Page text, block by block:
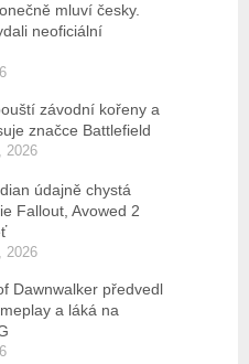
mluví česky.
neoficiální
závodní kořeny a
značce Battlefield
2026
údajně chystá
Fallout, Avowed 2
2026
Dawnwalker předvedl
a láká na